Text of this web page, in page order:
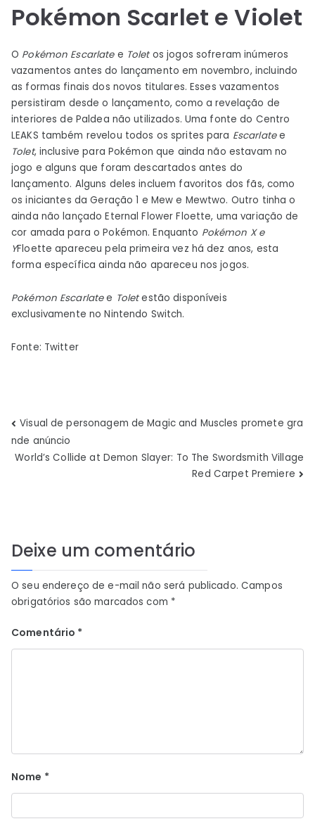
Pokémon Scarlet e Violet
O Pokémon Escarlatee Tolet os jogos sofreram inúmeros
vazamentos antes do lançamento em novembro, incluindo
as formas finais dos novos titulares. Esses vazamentos
persistiram desde o lançamento, como a revelação de
interiores de Paldea não utilizados. Uma fonte do Centro
LEAKS também revelou todos os sprites para Escarlatee
Tolet, inclusive para Pokémon que ainda não estavam no
jogo e alguns que foram descartados antes do
lançamento. Alguns deles incluem favoritos dos fãs, como
os iniciantes da Geração 1 e Mew e Mewtwo. Outro tinha o
ainda não lançado Eternal Flower Floette, uma variação de
cor amada para o Pokémon. Enquanto Pokémon X e
YFloette apareceu pela primeira vez há dez anos, esta
forma específica ainda não apareceu nos jogos.
Pokémon Escarlatee Toletestão disponíveis
exclusivamente no Nintendo Switch.
Fonte: Twitter
Navegação
de
Visual de personagem de Magic and Muscles promete gra
nde anúncio
World’s Collide at Demon Slayer: To The Swordsmith Village
Red Carpet Premiere
Deixe um comentário
O seu endereço de e-mail não será publicado. Campos
obrigatórios são marcados com *
Comentário *
Nome *